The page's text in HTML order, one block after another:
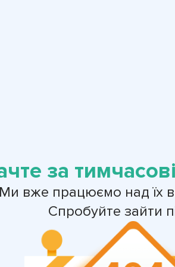
за
вже працюємо над їх
Спробуйте зайти